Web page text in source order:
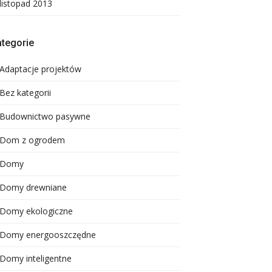
listopad 2013
Adaptacje projektów
Bez kategorii
Budownictwo pasywne
Dom z ogrodem
Domy
Domy drewniane
Domy ekologiczne
Domy energooszczędne
Domy inteligentne